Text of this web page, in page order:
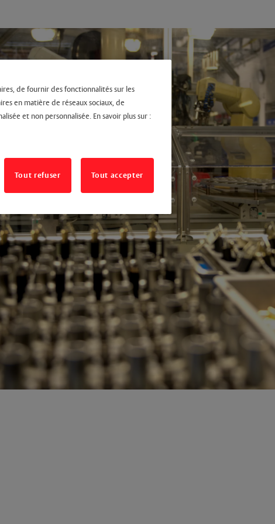
de fournir des fonctionnalités sur les
en matière de réseaux sociaux, de
et non personnalisée. En savoir plus sur :
Tout refuser
Tout accepter